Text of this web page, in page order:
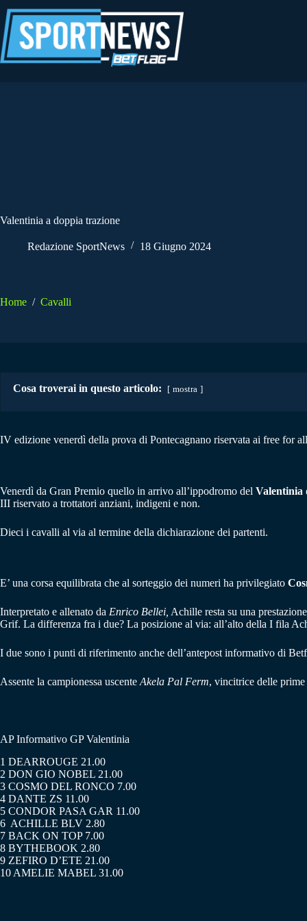
al
contenuto
Valentinia a doppia trazione
Redazione SportNews 18 Giugno 2024
Home / Cavalli
Cosa troverai in questo articolo: mostra
IV edizione venerdì della prova di Pontecagnano riservata ai free for
Venerdì da Gran Premio quello in arrivo all’ippodromo del Valentinia
III riservato a trottatori anziani, indigeni e non.
Dieci i cavalli al via al termine della dichiarazione dei partenti.
E’ una corsa equilibrata che al sorteggio dei numeri ha privilegiato
Interpretato e allenato da Enrico Bellei, Achille resta su una
Grif. La differenza fra i due? La posizione al via: all’alto della I fila
I due sono i punti di riferimento anche dell’antepost informativo di
Assente la campionessa uscenteAkela Pal Ferm, vincitrice delle
AP Informativo GP Valentinia
1 DEARROUGE 21.00
2 DON GIO NOBEL 21.00
3 COSMO DEL RONCO 7.00
4 DANTE ZS 11.00
5 CONDOR PASA GAR 11.00
6 ACHILLE BLV 2.80
7 BACK ON TOP 7.00
8 BYTHEBOOK 2.80
9 ZEFIRO D’ETE 21.00
10 AMELIE MABEL 31.00